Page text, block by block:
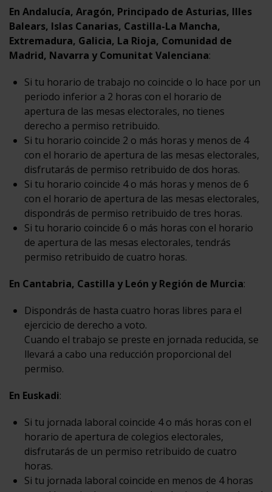
En Andalucía, Aragón, Principado de Asturias, Illes
Balears, Islas Canarias, Castilla-La Mancha,
Extremadura, Galicia, La Rioja, Comunidad de
Madrid, Navarra y Comunitat Valenciana:
Si tu horario de trabajo no coincide o lo hace por un
periodo inferior a 2 horas con el horario de
apertura de las mesas electorales, no tienes
derecho a permiso retribuido.
Si tu horario coincide 2 o más horas y menos de 4
con el horario de apertura de las mesas electorales,
disfrutarás de permiso retribuido de dos horas.
Si tu horario coincide 4 o más horas y menos de 6
con el horario de apertura de las mesas electorales,
dispondrás de permiso retribuido de tres horas.
Si tu horario coincide 6 o más horas con el horario
de apertura de las mesas electorales, tendrás
permiso retribuido de cuatro horas.
En Cantabria, Castilla y León y Región de Murcia:
Dispondrás de hasta cuatro horas libres para el
ejercicio de derecho a voto.
Cuando el trabajo se preste en jornada reducida, se
llevará a cabo una reducción proporcional del
permiso.
En Euskadi:
Si tu jornada laboral coincide 4 o más horas con el
horario de apertura de colegios electorales,
disfrutarás de un permiso retribuido de cuatro
horas.
Si tu jornada laboral coincide en menos de 4 horas